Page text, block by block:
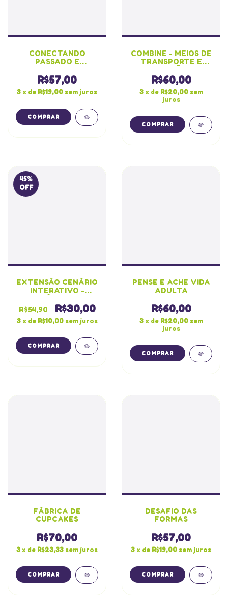
CONECTANDO
PASSADO E
R$57,00
3 x de R$19,00 sem juros
COMBINE - MEIOS DE
TRANSPORTE E
R$60,00
3 x de R$20,00 sem
juros
45%
OFF
EXTENSÃO CENÁRIO
INTERATIVO -
R$54,90
R$30,00
3 x de R$10,00 sem juros
PENSE E ACHE VIDA
ADULTA
R$60,00
3 x de R$20,00 sem
juros
FÁBRICA DE
CUPCAKES
R$70,00
3 x de R$23,33 sem juros
DESAFIO DAS
FORMAS
R$57,00
3 x de R$19,00 sem juros